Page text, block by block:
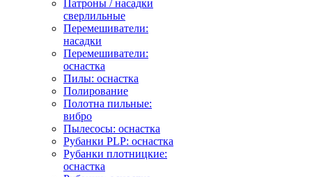
Патроны / насадки
сверлильные
Перемешиватели:
насадки
Перемешиватели:
оснастка
Пилы: оснастка
Полирование
Полотна пильные:
вибро
Пылесосы: оснастка
Рубанки PLP: оснастка
Рубанки плотницкие:
оснастка